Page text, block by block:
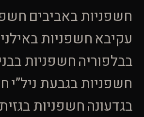
חשפניות באביבים
עקיבאחשפניות
בבלפוריהחשפניות
חשפניות בגבעת ניל”י
בגדעונהחשפניות